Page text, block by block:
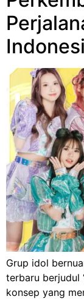
Grup idol
terbaru berjudul
konsep yang